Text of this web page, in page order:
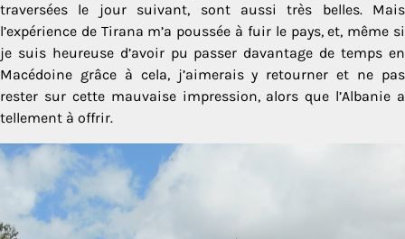
traversées le jour suivant, sont aussi très belles. Mais
l’expérience de Tirana m’a poussée à fuir le pays, et, même si
je suis heureuse d’avoir pu passer davantage de temps en
Macédoine grâce à cela, j’aimerais y retourner et ne pas
rester sur cette mauvaise impression, alors que l’Albanie a
tellement à offrir.